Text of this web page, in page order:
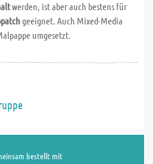
werden, ist aber auch bestens für
geeignet. Auch Mixed-Media
umgesetzt.
bestellt mit